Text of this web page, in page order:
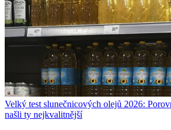
Velký test slunečnicových olejů 2026:
našli ty nejkvalitnější